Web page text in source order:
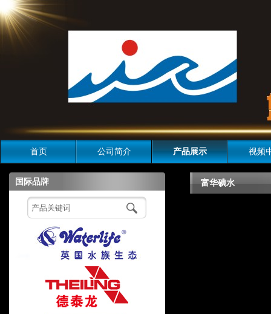
首页 公司简介 产品展示 视频
国际品牌 富华碘水